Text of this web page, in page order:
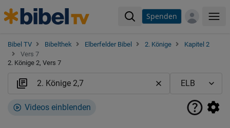
Spenden
Bibel TV Bibelthek Elberfelder Bibel 2. Könige
Kapitel 2
Vers 7
2. Könige 2, Vers 7
Videos einblenden